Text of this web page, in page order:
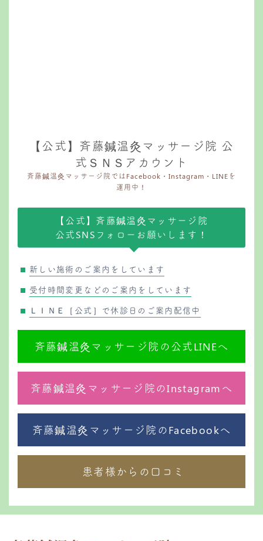
【公式】斉藤鍼温灸マッサージ院 公
式ＳＮＳアカウント
斉藤鍼温灸マッサージ院ではFacebook・Instagram・LINEを
運用中！
【公式】斉藤鍼温灸マッサージ院
公式SNSフォローお願いします！
新しい施術のご案内をしています
受付時間変更などのご案内をしています
ＬＩＮＥ［公式］で休診日のご案内配信中
斉藤鍼温灸マッサージ院の公式LINEへ
斉藤鍼温灸マッサージ院のInstagramへ
斉藤鍼温灸マッサージ院のFacebookへ
患者様からの口コミ